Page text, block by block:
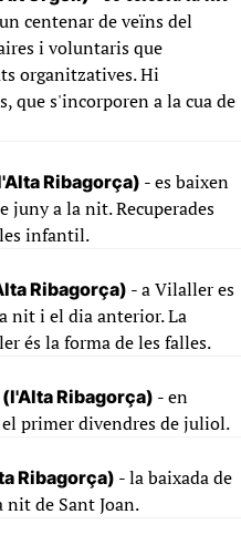
centenar de veïns del
i voluntaris que
organitzatives. Hi
que s'incorporen a la cua de
Ribagorça) - es baixen
juny a la nit. Recuperades
infantil.
Ribagorça) - a Vilaller es
nit i el dia anterior. La
és la forma de les falles.
Ribagorça) - en
primer divendres de juliol.
Ribagorça) - la baixada de
nit de Sant Joan.